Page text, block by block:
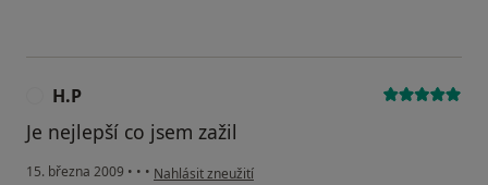
H.P
Je nejlepší co jsem zažil
15. března 2009 • • • podle názoru uživatele H.P
Nahlásit zneužití